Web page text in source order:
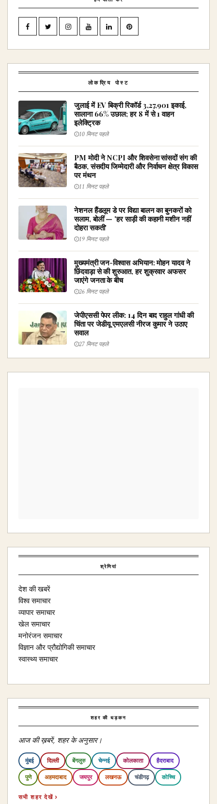
लोकप्रिय पोस्ट
जुलाई में EV बिक्री रिकॉर्ड 3,27,901 इकाई,
सालाना 66% उछाल; हर 8 में से 1 वाहन
इलेक्ट्रिक
10 मिनट पहले
PM मोदी ने NCPI और शिवसेना सांसदों संग की
बैठक, संसदीय जिम्मेदारी और निर्वाचन क्षेत्र विकास
पर मंथन
11 मिनट पहले
नेशनल हैंडलूम डे पर विद्या बालन का बुनकरों को
सलाम, बोलीं — 'हर साड़ी की कहानी मशीन नहीं
दोहरा सकती'
19 मिनट पहले
मुख्यमंत्री जन-विश्वास अभियान: मोहन यादव ने
छिंदवाड़ा से की शुरुआत, हर शुक्रवार अफसर
जाएंगे जनता के बीच
26 मिनट पहले
जेपीएससी पेपर लीक: 14 दिन बाद राहुल गांधी की
चिंता पर जेडीयू एमएलसी नीरज कुमार ने उठाए
सवाल
27 मिनट पहले
श्रेणियां
देश की खबरें
विश्व समाचार
व्यापार समाचार
खेल समाचार
मनोरंजन समाचार
विज्ञान और प्रौद्योगिकी समाचार
स्वास्थ्य समाचार
शहर की धड़कन
आज की ख़बरें, शहर के अनुसार।
मुंबई दिल्ली बेंगलुरु चेन्नई कोलकाता हैदराबाद
पुणे अहमदाबाद जयपुर लखनऊ चंडीगढ़ कोच्चि
सभी शहर देखें ›